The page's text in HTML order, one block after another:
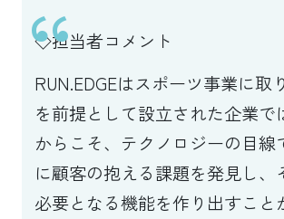
◇担当者コメント
RUN.EDGEはスポーツ事業に取
を前提として設立された企業で
からこそ、テクノロジーの目線
に顧客の抱える課題を発見し、
必要となる機能を作り出すこと